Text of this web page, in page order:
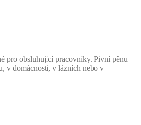
pro obsluhující pracovníky. Pivní pěnu
v domácnosti, v lázních nebo v